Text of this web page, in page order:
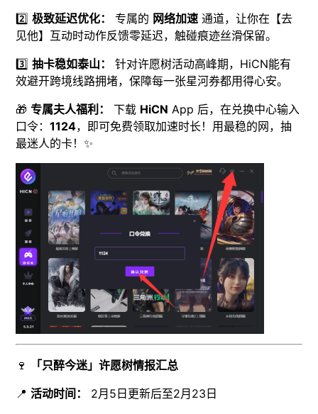
2️⃣极致延迟优化： 专属的 网络加速 通道，让你在【去
见他】互动时动作反馈零延迟，触碰痕迹丝滑保留。
3️⃣抽卡稳如泰山：
针对许愿树活动高峰期，HiCN能有
效避开跨境线路拥堵，保障每一张星河券都用得心安。
🎁专属夫人福利： 下载 HiCN App 后，在兑换中心输入
口令：1124，即可免费领取加速时长！用最稳的网，抽
最迷人的卡！✨
🍷
「只醉今迷」许愿树情报汇总
📍活动时间：
2月5日更新后至2月23日